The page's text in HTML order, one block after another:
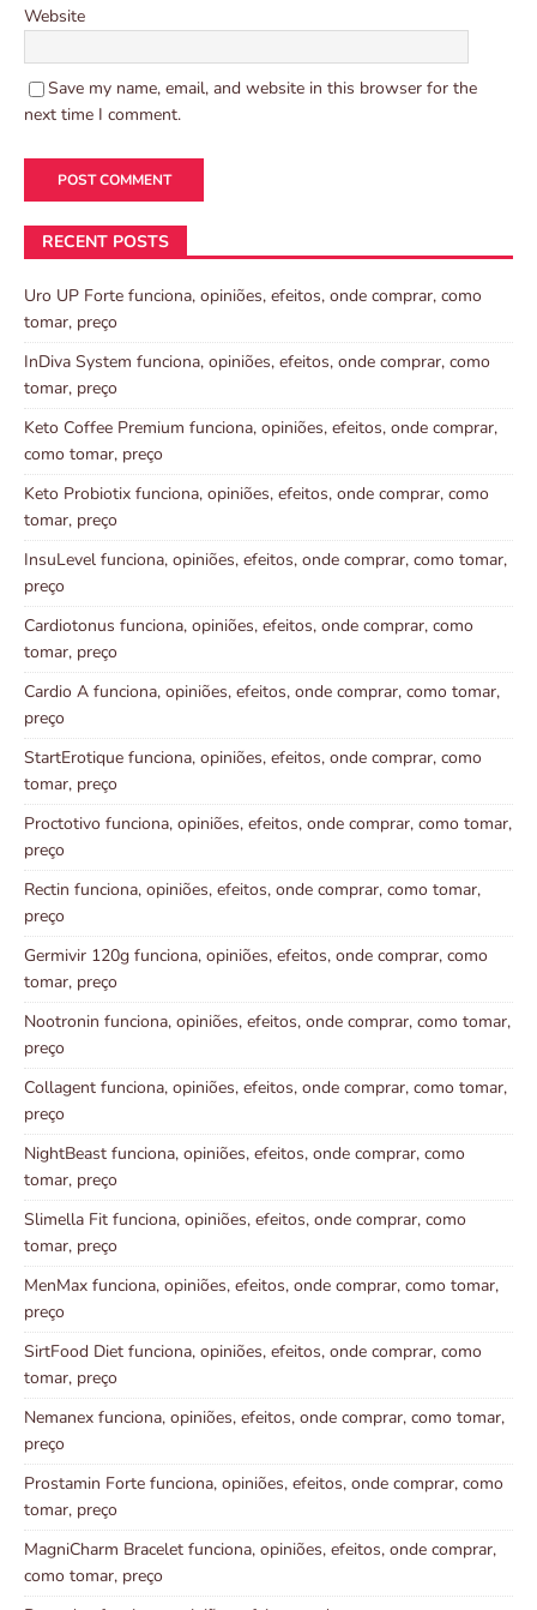
Website
Save my name, email, and website in this browser for the
next time I comment.
RECENT POSTS
Uro UP Forte funciona, opiniões, efeitos, onde comprar, como
tomar, preço
InDiva System funciona, opiniões, efeitos, onde comprar, como
tomar, preço
Keto Coffee Premium funciona, opiniões, efeitos, onde comprar,
como tomar, preço
Keto Probiotix funciona, opiniões, efeitos, onde comprar, como
tomar, preço
InsuLevel funciona, opiniões, efeitos, onde comprar, como tomar,
preço
Cardiotonus funciona, opiniões, efeitos, onde comprar, como
tomar, preço
Cardio A funciona, opiniões, efeitos, onde comprar, como tomar,
preço
StartErotique funciona, opiniões, efeitos, onde comprar, como
tomar, preço
Proctotivo funciona, opiniões, efeitos, onde comprar, como tomar,
preço
Rectin funciona, opiniões, efeitos, onde comprar, como tomar,
preço
Germivir 120g funciona, opiniões, efeitos, onde comprar, como
tomar, preço
Nootronin funciona, opiniões, efeitos, onde comprar, como tomar,
preço
Collagent funciona, opiniões, efeitos, onde comprar, como tomar,
preço
NightBeast funciona, opiniões, efeitos, onde comprar, como
tomar, preço
Slimella Fit funciona, opiniões, efeitos, onde comprar, como
tomar, preço
MenMax funciona, opiniões, efeitos, onde comprar, como tomar,
preço
SirtFood Diet funciona, opiniões, efeitos, onde comprar, como
tomar, preço
Nemanex funciona, opiniões, efeitos, onde comprar, como tomar,
preço
Prostamin Forte funciona, opiniões, efeitos, onde comprar, como
tomar, preço
MagniCharm Bracelet funciona, opiniões, efeitos, onde comprar,
como tomar, preço